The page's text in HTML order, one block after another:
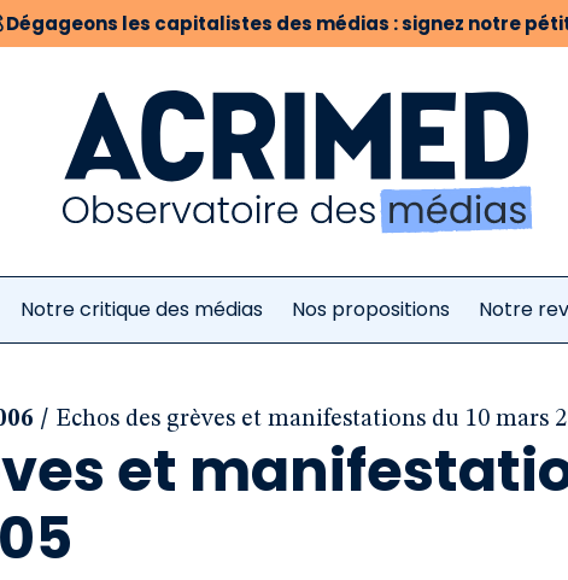
Dégageons les capitalistes des médias : signez notre
Notre critique des médias Nos propositions Notre
/ Echos des grèves et manifestations du 10 mars
et